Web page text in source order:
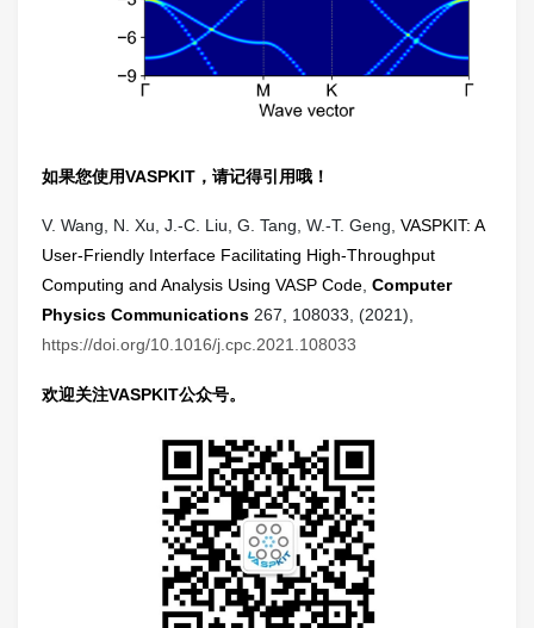
如果您使用VASPKIT，请记得引用哦！
V. Wang, N. Xu, J.-C. Liu, G. Tang, W.-T. Geng, VASPKIT: A
User-Friendly Interface Facilitating High-Throughput
Computing and Analysis Using VASP Code, Computer
Physics Communications 267, 108033, (2021),
https://doi.org/10.1016/j.cpc.2021.108033
欢迎关注VASPKIT公众号。